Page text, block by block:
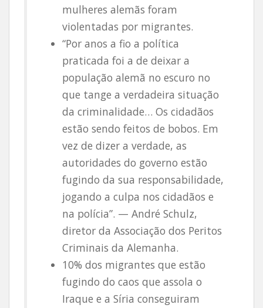
mulheres alemãs foram
violentadas por migrantes.
“Por anos a fio a política
praticada foi a de deixar a
população alemã no escuro no
que tange a verdadeira situação
da criminalidade… Os cidadãos
estão sendo feitos de bobos. Em
vez de dizer a verdade, as
autoridades do governo estão
fugindo da sua responsabilidade,
jogando a culpa nos cidadãos e
na polícia”. — André Schulz,
diretor da Associação dos Peritos
Criminais da Alemanha.
10% dos migrantes que estão
fugindo do caos que assola o
Iraque e a Síria conseguiram